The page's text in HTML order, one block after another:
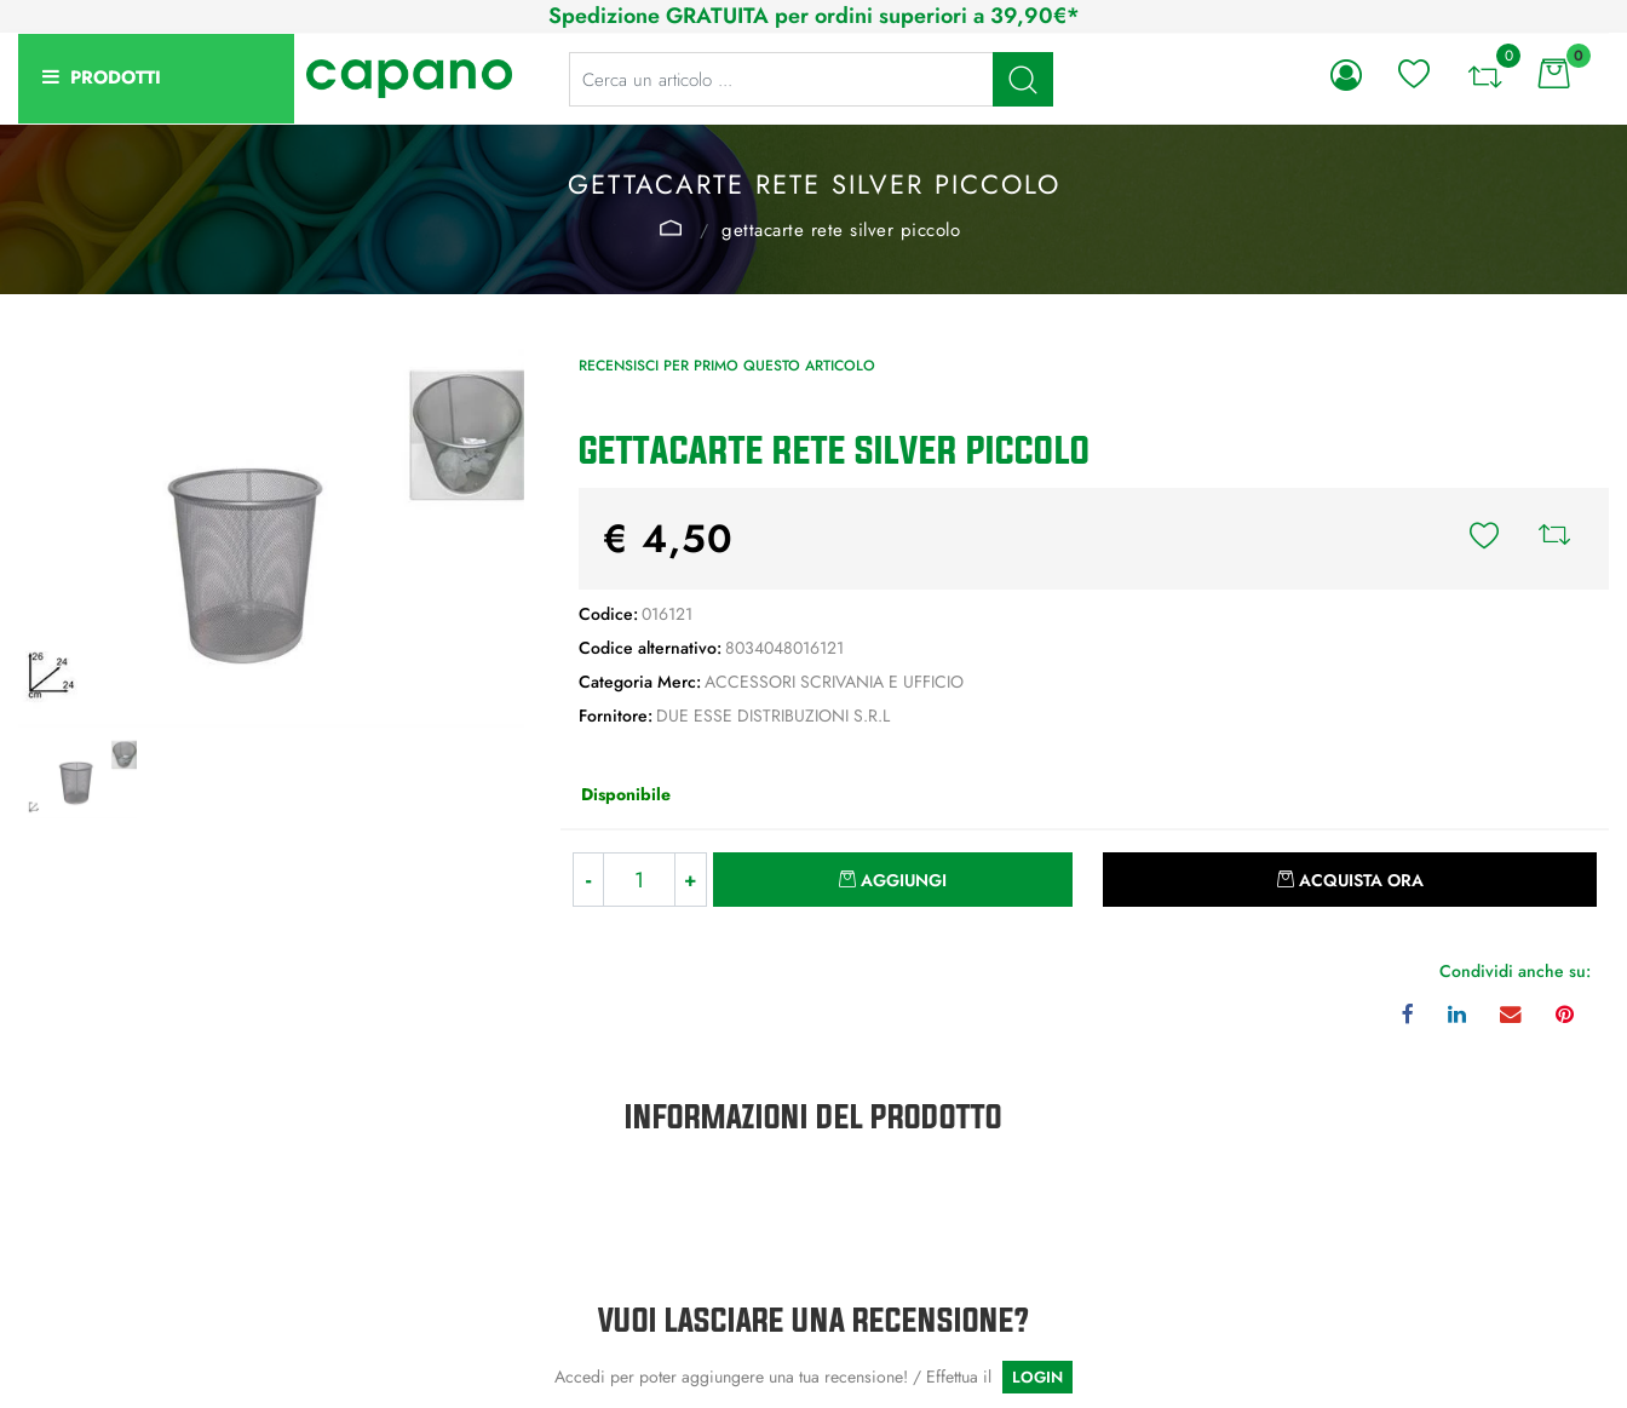
Spedizione GRATUITA per ordini superiori a 39,90€*
PRODOTTI
La modifica di un filtro aggiorna automaticamente gli altri filtri disponibili. 0 0
GETTACARTE RETE SILVER PICCOLO
gettacarte rete silver piccolo
RECENSISCI PER PRIMO QUESTO ARTICOLO
GETTACARTE RETE SILVER PICCOLO
€ 4,50
Codice: 016121
Codice alternativo: 8034048016121
Categoria Merc: ACCESSORI SCRIVANIA E UFFICIO
Fornitore: DUE ESSE DISTRIBUZIONI S.R.L
Disponibile
AGGIUNGI ACQUISTA ORA
Condividi anche su:
INFORMAZIONI DEL PRODOTTO
VUOI LASCIARE UNA RECENSIONE?
Accedi per poter aggiungere una tua recensione! / Effettua il LOGIN